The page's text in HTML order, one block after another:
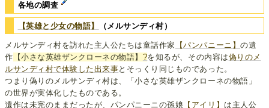
各地の調査
【英雄と少女の物語】 （メルサンディ村）
メルサンディ村を訪れた主人公たちは童話作家 【パンパニーニ】の遺
作 【小さな英雄ザンクローネの物語】 ?を知るが、その内容は偽りのメ
ルサンディ村で体験した出来事とそっくり同じものであった。
つまり偽りのメルサンディ村は、「小さな英雄ザンクローネの物語」
の世界が実体化したものである。
遺作は未完のままだったが、パンパニーニの孫娘 【アイリ】 は主人公